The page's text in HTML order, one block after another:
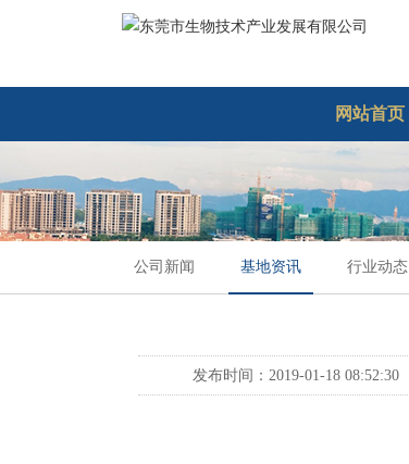
网站首页
公司新闻 基地资讯 行业动态
发布时间：2019-01-18 08:52:30